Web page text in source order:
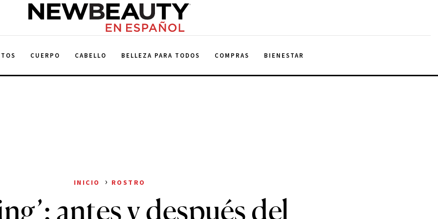
NewBeauty
CUERPO CABELLO BELLEZA PARA TODOS COMPRAS BIENESTAR
INICIO › ROSTRO
antes y después del